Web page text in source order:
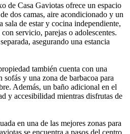
de Casa Gaviotas ofrece un espacio
dos camas, aire acondicionado y un
sala de estar y cocina independiente,
servicio, parejas o adolescentes.
asegurando una estancia
también cuenta con una
sofás y una zona de barbacoa para
Además, un baño adicional en el
y accesibilidad mientras disfrutas de
en una de las mejores zonas para
se encuentra a pasos del centro